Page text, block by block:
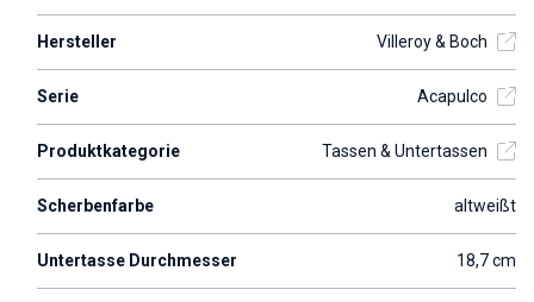
Hersteller Villeroy & Boch
Serie Acapulco
Produktkategorie Tassen & Untertassen
Scherbenfarbe altweißt
Untertasse Durchmesser 18,7 cm